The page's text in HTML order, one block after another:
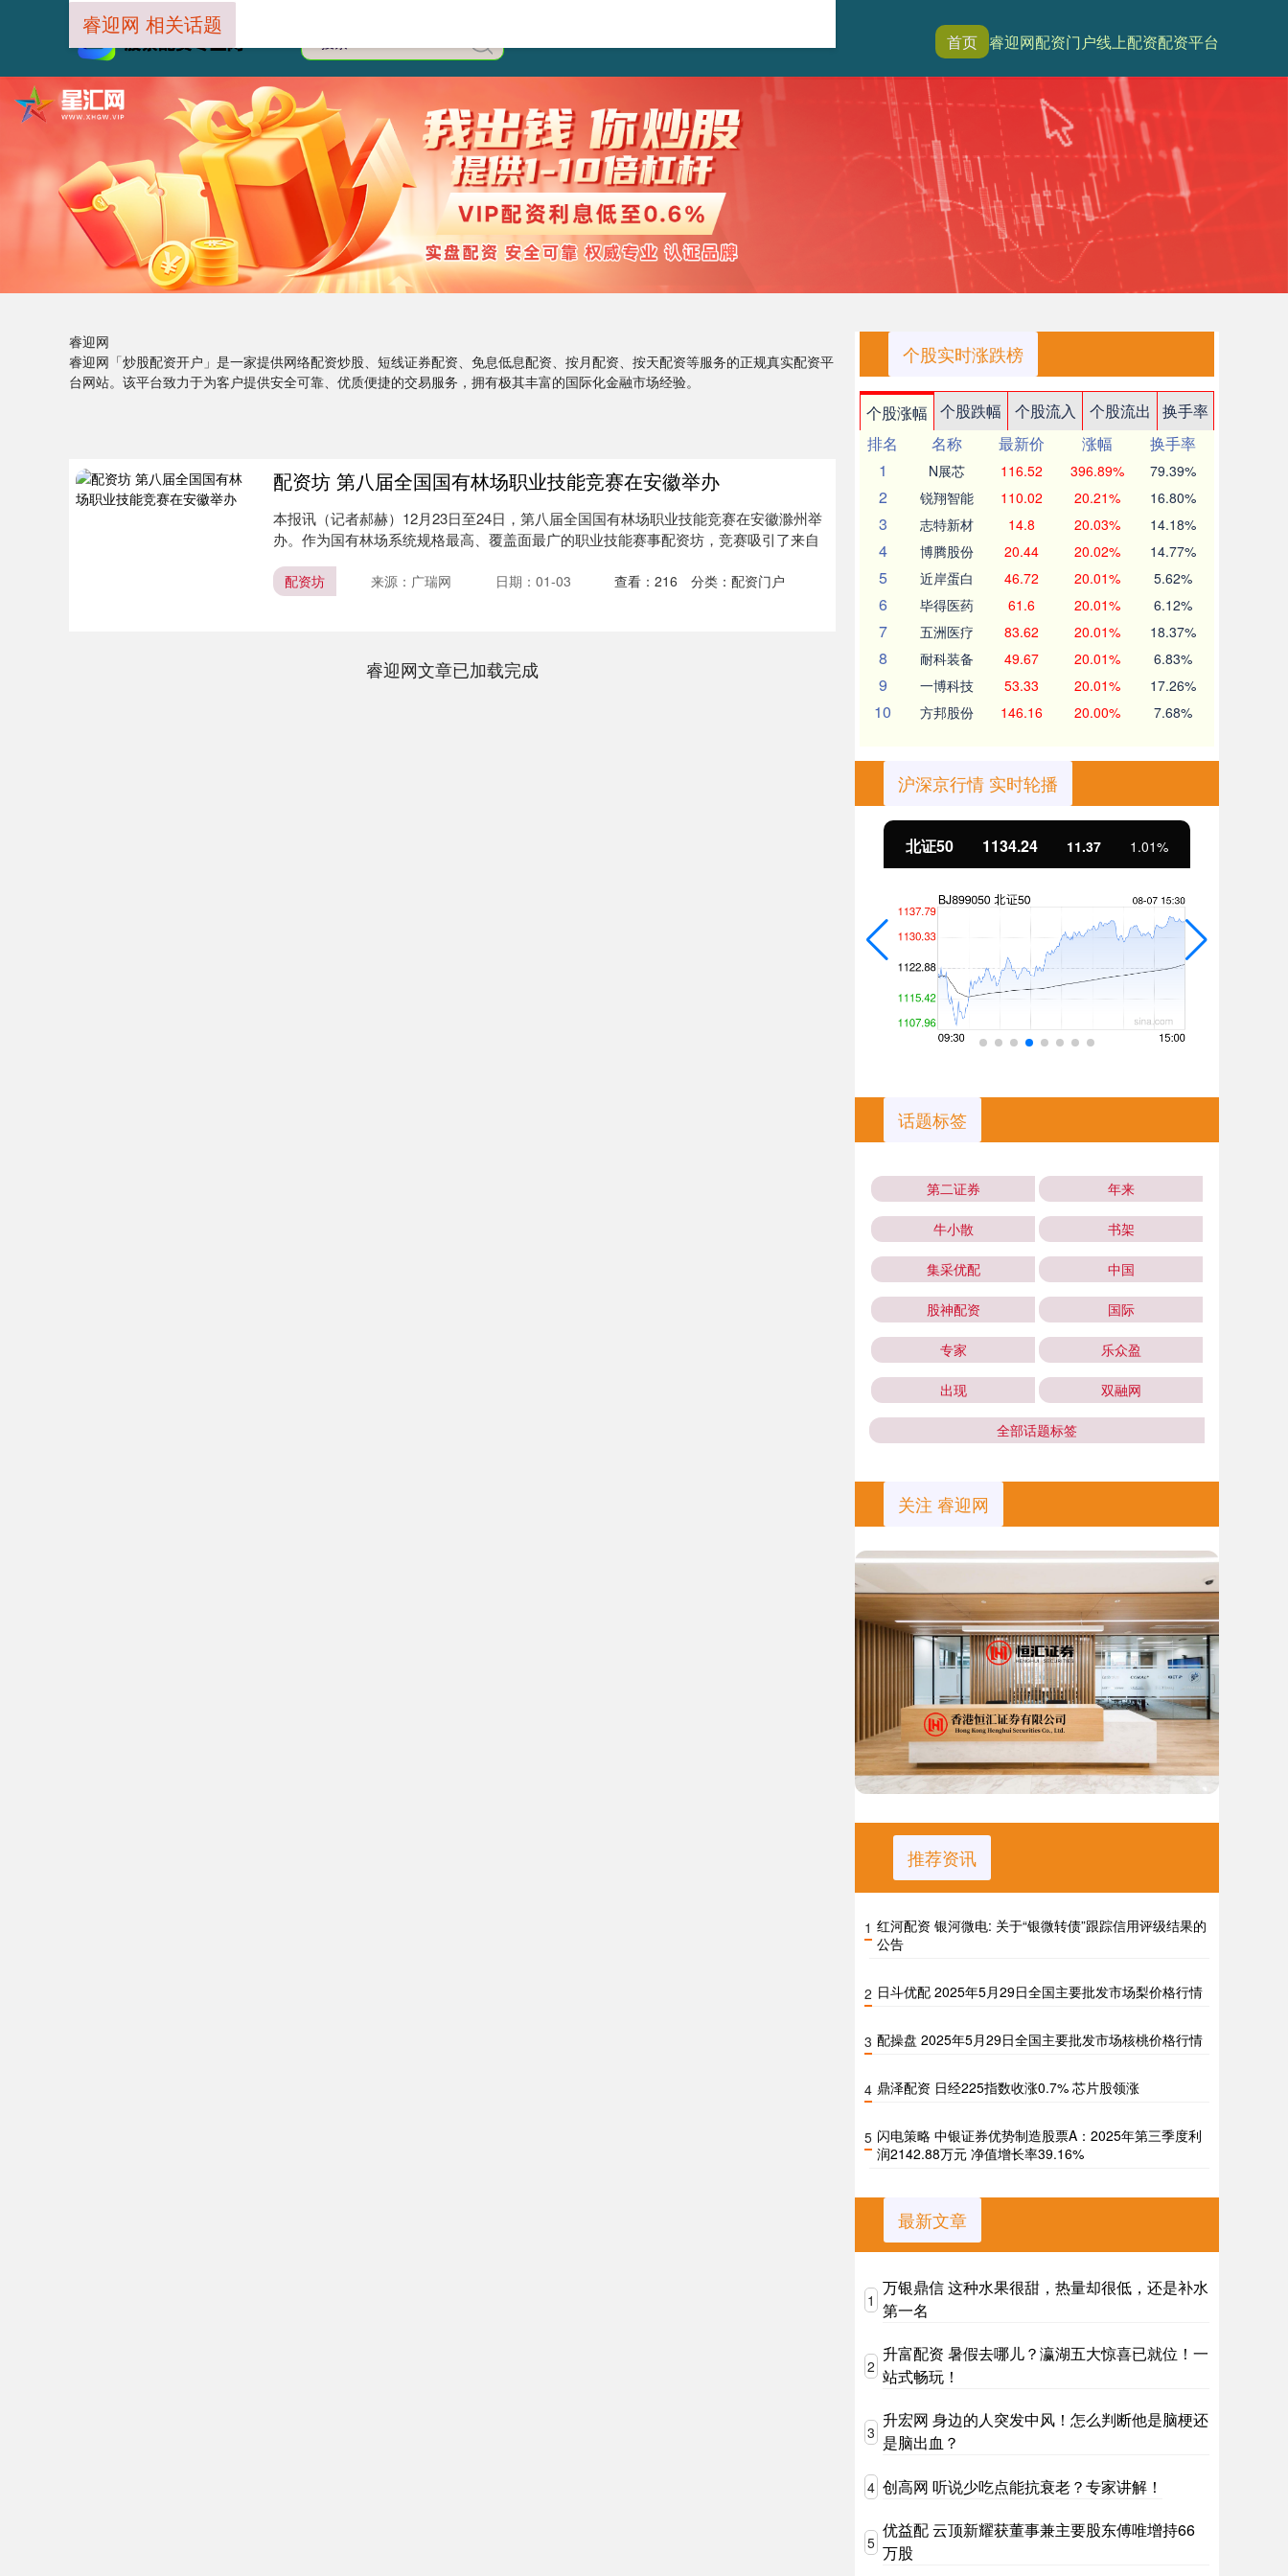
首页 睿迎网配资门户线上配资配资平台
睿迎网
睿迎网「炒股配资开户」是一家提供网络配资炒股、短线证券配资、免息低息配资、按月配资、按天配资等服务的正规真实配资平
台网站。该平台致力于为客户提供安全可靠、优质便捷的交易服务，拥有极其丰富的国际化金融市场经验。
睿迎网 相关话题
配资坊 第八届全国国有林场职业技能竞赛在安徽举办
本报讯（记者郝赫）12月23日至24日，第八届全国国有林场职业技能竞赛在安徽滁州举
办。作为国有林场系统规格最高、覆盖面最广的职业技能赛事配资坊，竞赛吸引了来自
配资坊 来源：广瑞网 日期：01-03 查看：216 分类：配资门户
睿迎网文章已加载完成
个股实时涨跌榜
个股涨幅 个股跌幅 个股流入 个股流出
换手率
排名
名称 最新价 涨幅
换手率
1
N展芯 116.52 396.89% 79.39%
2 锐翔智能 110.02 20.21% 16.80%
3 志特新材 14.8 20.03% 14.18%
4 博腾股份 20.44 20.02% 14.77%
5 近岸蛋白 46.72 20.01% 5.62%
6 毕得医药 61.6 20.01% 6.12%
7 五洲医疗 83.62 20.01% 18.37%
8 耐科装备 49.67 20.01% 6.83%
9 一博科技 53.33 20.01% 17.26%
10 方邦股份 146.16 20.00% 7.68%
沪深京行情 实时轮播
北证50 1134.24 11.37 1.01%
话题标签
第二证券 年来
牛小散 书架
集采优配 中国
股神配资 国际
专家 乐众盈
出现 双融网
全部话题标签
关注 睿迎网
推荐资讯
1 红河配资 银河微电: 关于“银微转债”跟踪信用评级结果的
公告
2 日斗优配 2025年5月29日全国主要批发市场梨价格行情
3 配操盘 2025年5月29日全国主要批发市场核桃价格行情
4 鼎泽配资 日经225指数收涨0.7% 芯片股领涨
5 闪电策略 中银证券优势制造股票A：2025年第三季度利
润2142.88万元 净值增长率39.16%
最新文章
1
万银鼎信 这种水果很甜，热量却很低，还是补水
第一名
2
升富配资 暑假去哪儿？瀛湖五大惊喜已就位！一
站式畅玩！
3
升宏网 身边的人突发中风！怎么判断他是脑梗还
是脑出血？
4 创高网 听说少吃点能抗衰老？专家讲解！
5
优益配 云顶新耀获董事兼主要股东傅唯增持66
万股